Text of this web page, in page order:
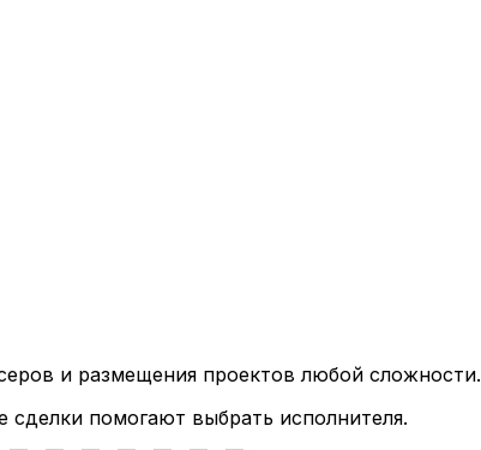
и размещения проектов любой сложности.
помогают выбрать исполнителя.